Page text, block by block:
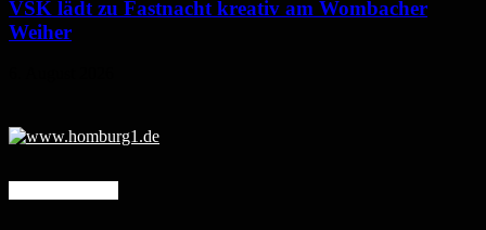
VSK lädt zu Fastnacht kreativ am Wombacher
Weiher